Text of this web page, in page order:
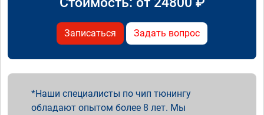
Записаться Задать вопрос
Наши специалисты по чип тюнингу
обладают опытом более 8 лет. Мы